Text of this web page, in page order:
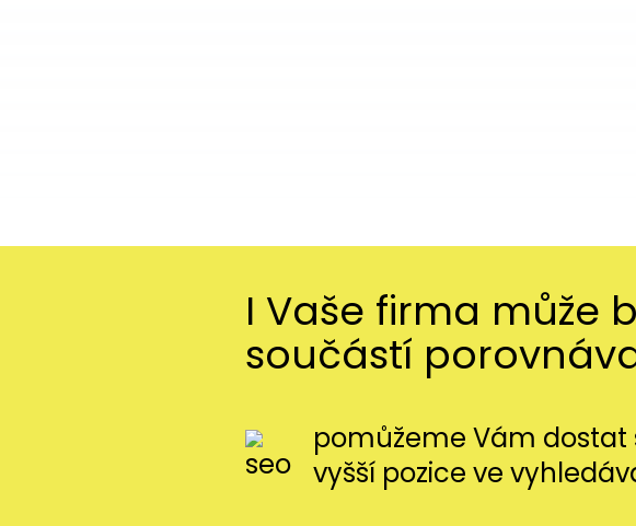
I Vaše firma může
součástí
pomůžeme Vám dostat
vyšší pozice ve